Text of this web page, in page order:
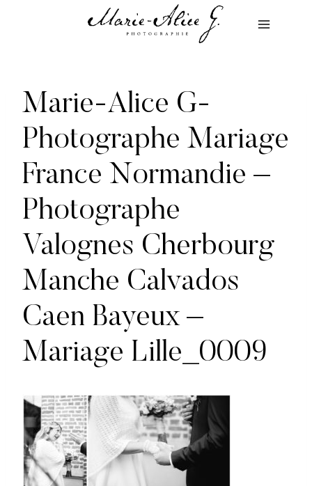
Marie-Alice G-
Photographe Mariage
France Normandie –
Photographe
Valognes Cherbourg
Manche Calvados
Caen Bayeux –
Mariage Lille_0009